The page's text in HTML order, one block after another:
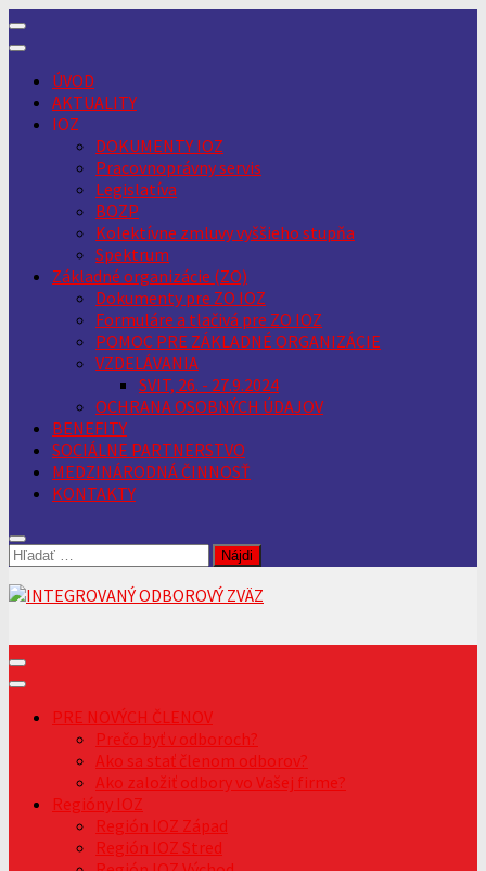
Skip
to
ÚVOD
AKTUALITY
IOZ
DOKUMENTY IOZ
Pracovnoprávny servis
Legislatíva
BOZP
Kolektívne zmluvy vyššieho stupňa
Spektrum
Základné organizácie (ZO)
Dokumenty pre ZO IOZ
Formuláre a tlačivá pre ZO IOZ
POMOC PRE ZÁKLADNÉ ORGANIZÁCIE
VZDELÁVANIA
SVIT, 26. - 27.9.2024
OCHRANA OSOBNÝCH ÚDAJOV
BENEFITY
SOCIÁLNE PARTNERSTVO
MEDZINÁRODNÁ ČINNOSŤ
KONTAKTY
Hľadať:
PRE NOVÝCH ČLENOV
Prečo byť v odboroch?
Ako sa stať členom odborov?
Ako založiť odbory vo Vašej firme?
Regióny IOZ
Región IOZ Západ
Región IOZ Stred